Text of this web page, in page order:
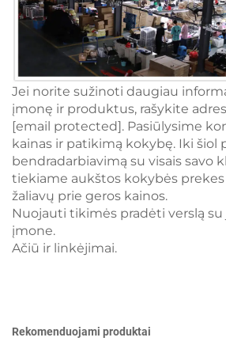
Jei norite sužinoti daugiau
įmonę ir produktus, rašykite
[email protected]. Pasiūlysime
kainas ir patikimą kokybę. Iki šiol
bendradarbiavimą su visais savo
tiekiame aukštos kokybės prekes
žaliavų prie geros kainos.
Nuojauti tikimės pradėti verslą
įmone.
Ačiū ir linkėjimai.
Rekomenduojami produktai